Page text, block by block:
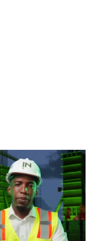
Victor Acevedo